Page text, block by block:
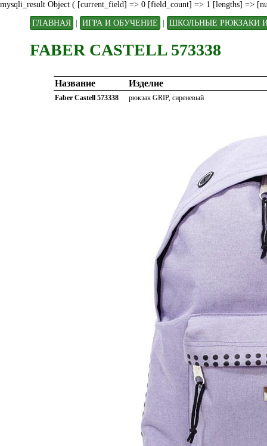
mysqli_result Object ( [current_field] => 0 [field_count] => 1 [lengths] =>
ГЛАВНАЯ ИГРА И ОБУЧЕНИЕ ШКОЛЬНЫЕ РЮКЗАКИ
FABER CASTELL 573338
Название Изделие
Faber Castell 573338 рюкзак GRIP, сиреневый